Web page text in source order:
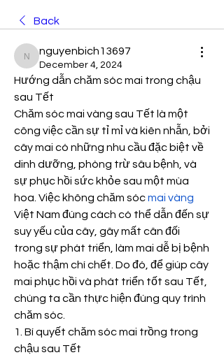
Back
nguyenbich13697
nguyenbich13697
December 4, 2024
Hướng dẫn chăm sóc mai trong chậu
sau Tết
Chăm sóc mai vàng sau Tết là một
công việc cần sự tỉ mỉ và kiên nhẫn, bởi
cây mai có những nhu cầu đặc biệt về
dinh dưỡng, phòng trừ sâu bệnh, và
sự phục hồi sức khỏe sau một mùa
hoa. Việc không chăm sóc mai vàng
Việt Nam đúng cách có thể dẫn đến sự
suy yếu của cây, gây mất cân đối
trong sự phát triển, làm mai dễ bị bệnh
hoặc thậm chí chết. Do đó, để giúp cây
mai phục hồi và phát triển tốt sau Tết,
chúng ta cần thực hiện đúng quy trình
chăm sóc.
1. Bí quyết chăm sóc mai trồng trong
chậu sau Tết